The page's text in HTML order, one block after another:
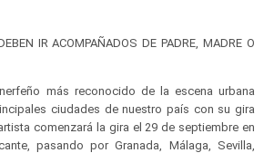
IR ACOMPAÑADOS DE PADRE, MADRE O
más reconocido de la escena urbana
ciudades de nuestro país con su gira
comenzará la gira el 29 de septiembre en
pasando por Granada, Málaga, Sevilla,